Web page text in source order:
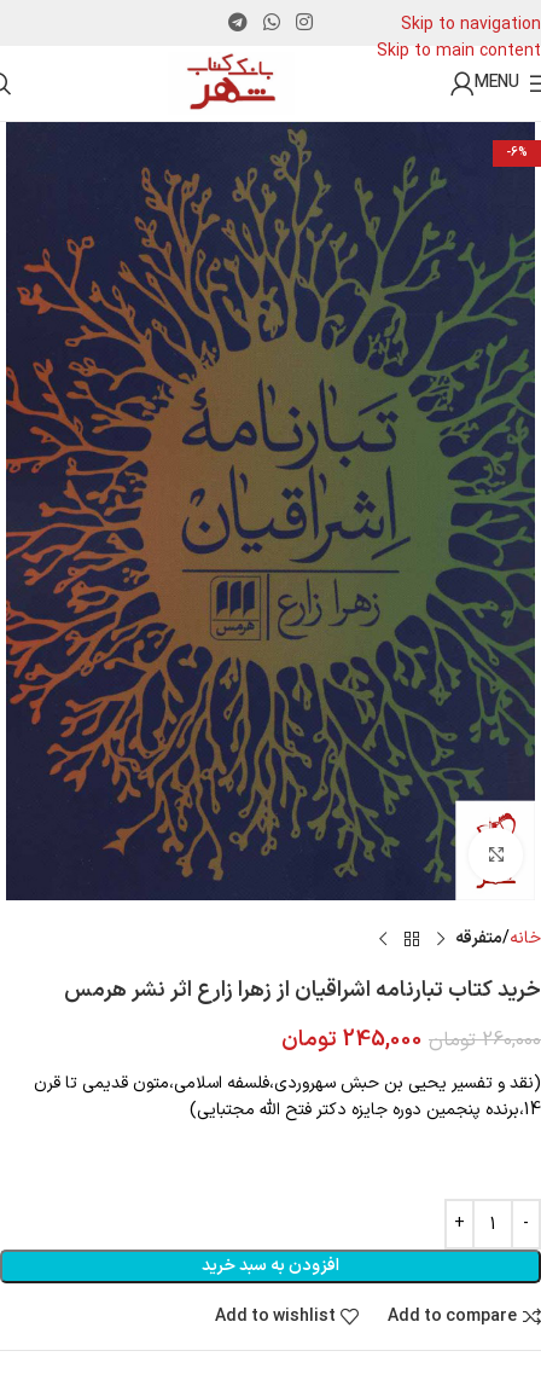
Skip to navigation
Skip to main content
MENU
-6%
Click to enlarge
خانه متفرقه
خرید کتاب تبارنامه اشراقیان از زهرا زارع اثر نشر هرمس
260,000 تومان 245,000 تومان
(نقد و تفسیر یحیی بن حبش سهروردی،فلسفه اسلامی،متون قدیمی تا قرن
14،برنده پنجمین دوره جایزه دکتر فتح الله مجتبایی)
افزودن به سبد خرید
Add to compare
Add to wishlist